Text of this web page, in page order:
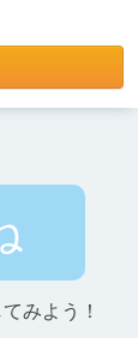
みよう！